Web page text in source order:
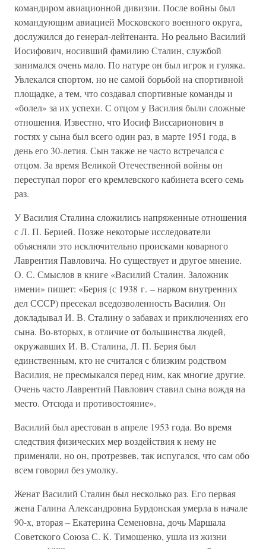
командиром авиационной дивизии. После войны был
командующим авиацией Московского военного округа,
дослужился до генерал-лейтенанта. Но реально Василий
Иосифович, носивший фамилию Сталин, службой
занимался очень мало. По натуре он был игрок и гуляка.
Увлекался спортом, но не самой борьбой на спортивной
площадке, а тем, что создавал спортивные команды и
«болел» за их успехи. С отцом у Василия были сложные
отношения. Известно, что Иосиф Виссарионович в
гостях у сына был всего один раз, в марте 1951 года, в
день его 30-летия. Сын также не часто встречался с
отцом. За время Великой Отечественной войны он
переступал порог его кремлевского кабинета всего семь
раз.
У Василия Сталина сложились напряженные отношения
с Л. П. Берией. Позже некоторые исследователи
объясняли это исключительно происками коварного
Лаврентия Павловича. Но существует и другое мнение.
О. С. Смыслов в книге «Василий Сталин. Заложник
имени» пишет: «Берия (с 1938 г. – нарком внутренних
дел СССР) пресекал вседозволенность Василия. Он
докладывал И. В. Сталину о забавах и приключениях его
сына. Во-вторых, в отличие от большинства людей,
окружавших И. В. Сталина, Л. П. Берия был
единственным, кто не считался с близким родством
Василия, не пресмыкался перед ним, как многие другие.
Очень часто Лаврентий Павлович ставил сына вождя на
место. Отсюда и противостояние».
Василий был арестован в апреле 1953 года. Во время
следствия физических мер воздействия к нему не
применяли, но он, протрезвев, так испугался, что сам обо
всем говорил без умолку.
Женат Василий Сталин был несколько раз. Его первая
жена Галина Александровна Бурдонская умерла в начале
90-х, вторая – Екатерина Семеновна, дочь Маршала
Советского Союза С. К. Тимошенко, ушла из жизни